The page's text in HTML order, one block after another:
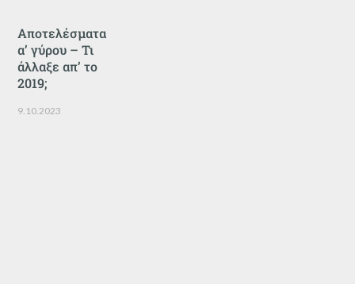
Αποτελέσματα
α’ γύρου – Τι
άλλαξε απ’ το
2019;
9.10.2023